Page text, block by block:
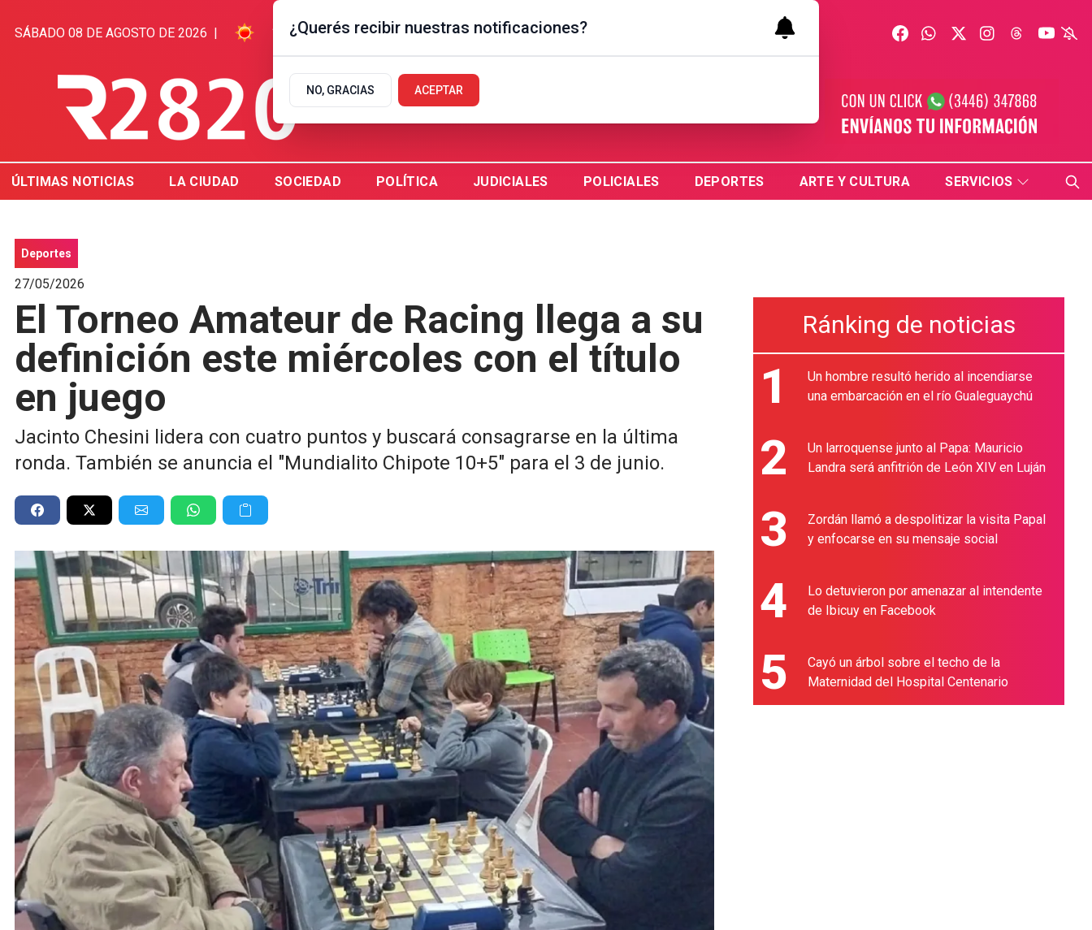
SÁBADO 08 DE AGOSTO DE 2026 | 11.1ºC | GUALEGUAYCHÚ, AR
ÚLTIMAS NOTICIAS LA CIUDAD SOCIEDAD POLÍTICA JUDICIALES POLICIALES DEPORTES ARTE Y CULTURA SERVICIOS
Deportes
27/05/2026
El Torneo Amateur de Racing llega a su
definición este miércoles con el título
en juego
Jacinto Chesini lidera con cuatro puntos y buscará consagrarse en la última
ronda. También se anuncia el "Mundialito Chipote 10+5" para el 3 de junio.
Ránking de noticias
1
Un hombre resultó herido al incendiarse
una embarcación en el río Gualeguaychú
2
Un larroquense junto al Papa: Mauricio
Landra será anfitrión de León XIV en Luján
3
Zordán llamó a despolitizar la visita Papal
y enfocarse en su mensaje social
4
Lo detuvieron por amenazar al intendente
de Ibicuy en Facebook
5
Cayó un árbol sobre el techo de la
Maternidad del Hospital Centenario
¿Querés recibir nuestras notificaciones?
NO, GRACIAS ACEPTAR